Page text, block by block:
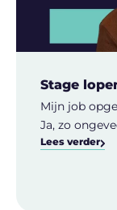
Stage
Mijn job
Ja, zo
Lees verder